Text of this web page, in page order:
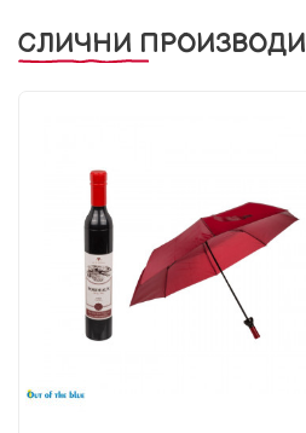
СЛИЧНИ ПРОИЗВОДИ